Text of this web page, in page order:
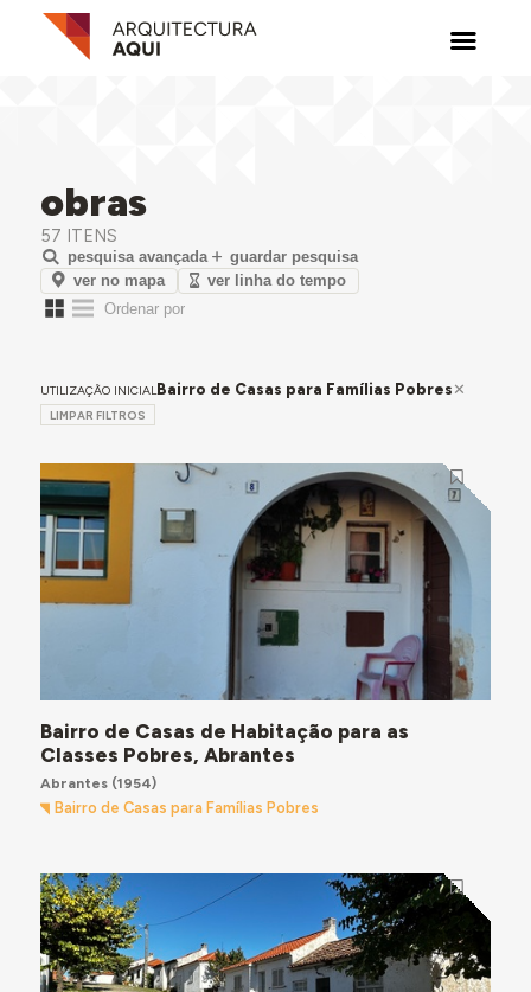
obras
57 ITENS
pesquisa avançada
guardar pesquisa
ver no mapa
ver linha do tempo
UTILIZAÇÃO INICIALBairro de Casas para Famílias Pobres
LIMPAR FILTROS
Bairro de Casas de Habitação para as
Classes Pobres, Abrantes
Abrantes(1954)
Bairro de Casas para Famílias Pobres